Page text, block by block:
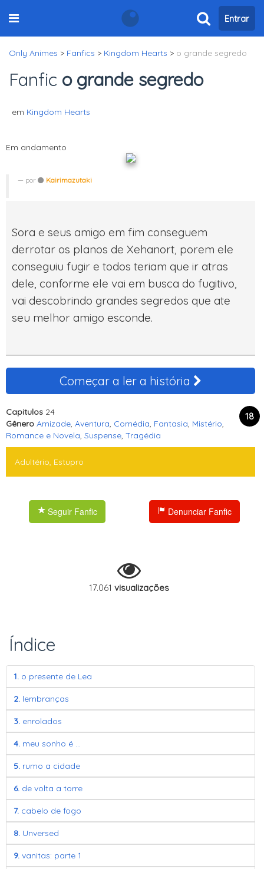
Entrar
Only Animes > Fanfics > Kingdom Hearts > o grande segredo
Fanfic o grande segredo
em Kingdom Hearts
Em andamento
por Kairimazutaki
Sora e seus amigo em fim conseguem
derrotar os planos de Xehanort, porem ele
conseguiu fugir e todos teriam que ir atras
dele, conforme ele vai em busca do fugitivo,
vai descobrindo grandes segredos que ate
seu melhor amigo esconde.
Começar a ler a história
Capitulos 24
Gênero Amizade Aventura Comédia Fantasia Mistério
Romance e Novela Suspense Tragédia
18
Adultério, Estupro
Seguir Fanfic Denunciar Fanfic
17.061 visualizações
Índice
1. o presente de Lea
2. lembranças
3. enrolados
4. meu sonho é ...
5. rumo a cidade
6. de volta a torre
7. cabelo de fogo
8. Unversed
9. vanitas: parte 1